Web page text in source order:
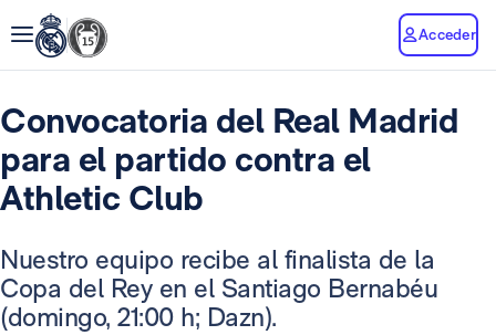
Acceder
Convocatoria del Real Madrid
para el partido contra el
Athletic Club
Nuestro equipo recibe al finalista de la
Copa del Rey en el Santiago Bernabéu
(domingo, 21:00 h; Dazn).